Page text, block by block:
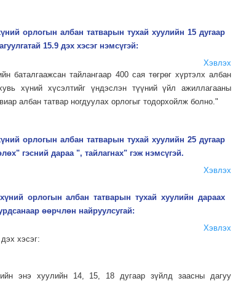
орлогын албан татварын тухай хуулийн 15 дугаар
15.9 дэх хэсэг нэмсүгэй:
Хэвлэх
баталгаажсан тайлангаар 400 сая төгрөг хүртэлх албан
хүний хүсэлтийг үндэслэн түүний үйл ажиллагааны
албан татвар ногдуулах орлогыг тодорхойлж болно."
орлогын албан татварын тухай хуулийн 25 дугаар
гэсний дараа ", тайлагнах" гэж нэмсүгэй.
Хэвлэх
орлогын албан татварын тухай хуулийн дараах
өөрчлөн найруулсугай:
Хэвлэх
хэсэг:
энэ хуулийн 14, 15, 18 дугаар зүйлд заасны дагуу